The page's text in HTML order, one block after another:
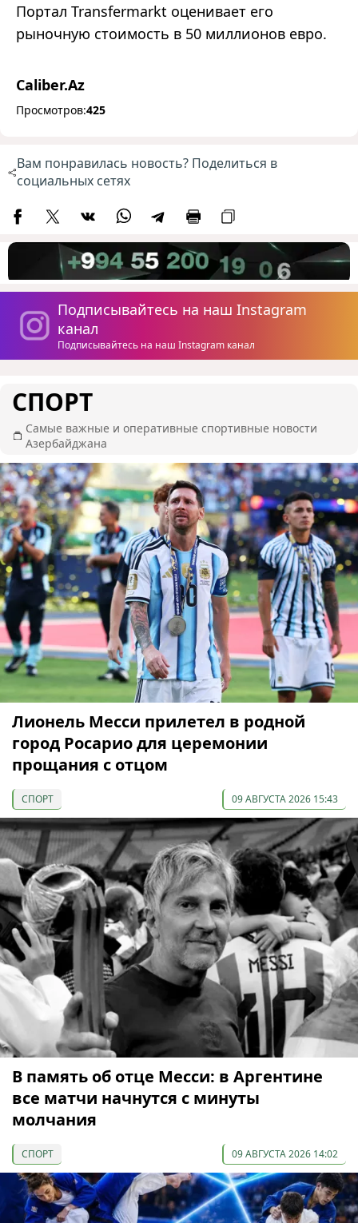
Портал Transfermarkt оценивает его
рыночную стоимость в 50 миллионов евро.
Caliber.Az
Просмотров:425
Вам понравилась новость? Поделиться в
социальных сетях
Подписывайтесь на наш Instagram
канал
Подписывайтесь на наш Instagram канал
СПОРТ
Самые важные и оперативные спортивные новости
Азербайджана
Лионель Месси прилетел в родной
город Росарио для церемонии
прощания с отцом
СПОРТ 09 АВГУСТА 2026 15:43
В память об отце Месси: в Аргентине
все матчи начнутся с минуты
молчания
СПОРТ 09 АВГУСТА 2026 14:02